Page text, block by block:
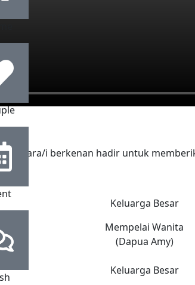
Keluarga Besar
Mempelai Wanita
(Dapua Amy)
Keluarga Besar